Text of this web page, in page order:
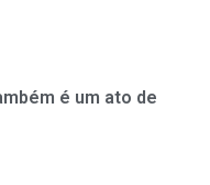
é um ato de